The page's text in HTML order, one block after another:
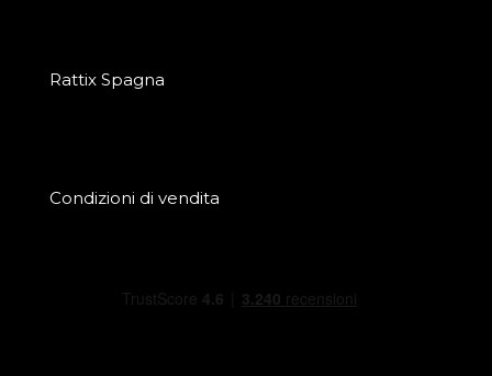
Rattix Spagna
Condizioni di vendita